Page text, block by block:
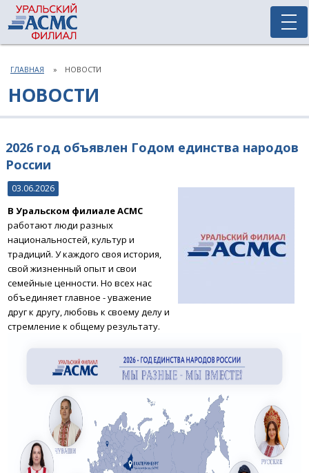
ГЛАВНАЯ НОВОСТИ
НОВОСТИ
2026 год объявлен Годом единства народов
России
03.06.2026
В Уральском филиале АСМС
работают люди разных
национальностей, культур и
традиций. У каждого своя история,
свой жизненный опыт и свои
семейные ценности. Но всех нас
объединяет главное - уважение
друг к другу, любовь к своему делу и
стремление к общему результату.